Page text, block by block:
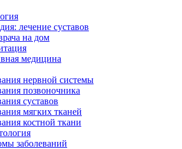
лечение суставов
на дом
медицина
нервной системы
позвоночника
суставов
мягких тканей
костной ткани
заболеваний